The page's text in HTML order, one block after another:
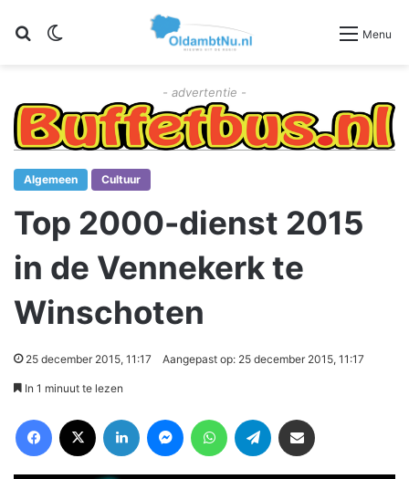
Zoeken Menu
- advertentie -
Algemeen Cultuur
Top 2000-dienst 2015
in de Vennekerk te
Winschoten
25 december 2015, 11:17 Aangepast op: 25 december 2015, 11:17
In 1 minuut te lezen